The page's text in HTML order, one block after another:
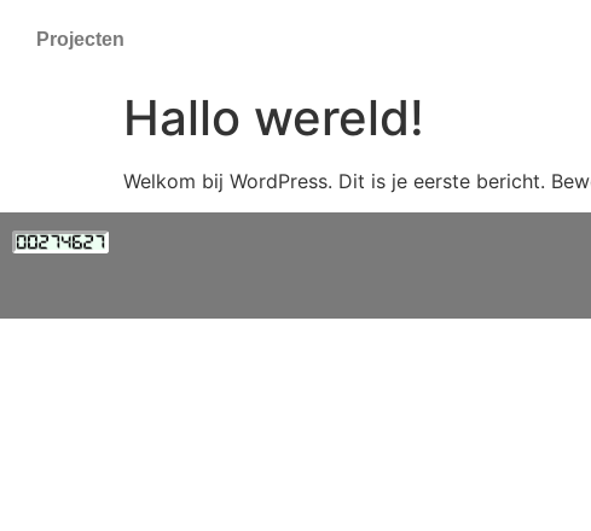
Projecten
Hallo wereld!
Welkom bij WordPress. Dit is je eerste bericht.